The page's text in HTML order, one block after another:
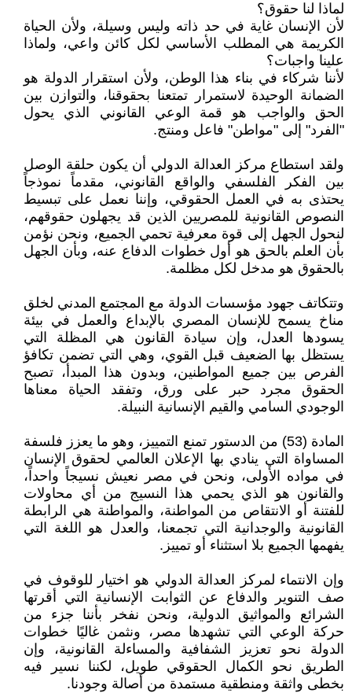
لماذا لنا حقوق؟
لأن الإنسان غاية في حد ذاته وليس وسيلة، ولأن الحياة
الكريمة هي المطلب الأساسي لكل كائن واعي، ولماذا
علينا واجبات؟
لأننا شركاء في بناء هذا الوطن، ولأن استقرار الدولة هو
الضمانة الوحيدة لاستمرار تمتعنا بحقوقنا، والتوازن بين
الحق والواجب هو قمة الوعي القانوني الذي يحول
"الفرد" إلى "مواطن" فاعل ومنتج.
ولقد استطاع مركز العدالة الدولي أن يكون حلقة الوصل
بين الفكر الفلسفي والواقع القانوني، مقدماً نموذجاً
يحتذى به في العمل الحقوقي، وإننا نعمل على تبسيط
النصوص القانونية للمصريين الذين قد يجهلون حقوقهم،
لنحول الجهل إلى قوة معرفية تحمي الجميع، ونحن نؤمن
بأن العلم بالحق هو أول خطوات الدفاع عنه، وبأن الجهل
بالحقوق هو مدخل لكل مظلمة.
وتتكاتف جهود مؤسسات الدولة مع المجتمع المدني لخلق
مناخ يسمح للإنسان المصري بالإبداع والعمل في بيئة
يسودها العدل، وإن سيادة القانون هي المظلة التي
يستظل بها الضعيف قبل القوي، وهي التي تضمن تكافؤ
الفرص بين جميع المواطنين، وبدون هذا المبدأ، تصبح
الحقوق مجرد حبر على ورق، وتفقد الحياة معناها
الوجودي السامي والقيم الإنسانية النبيلة.
المادة (53) من الدستور تمنع التمييز، وهو ما يعزز فلسفة
المساواة التي ينادي بها الإعلان العالمي لحقوق الإنسان
في مواده الأولى، ونحن في مصر نعيش نسيجاً واحداً،
والقانون هو الذي يحمي هذا النسيج من أي محاولات
للفتنة أو الانتقاص من المواطنة، والمواطنة هي الرابطة
القانونية والوجدانية التي تجمعنا، والعدل هو اللغة التي
يفهمها الجميع بلا استثناء أو تمييز.
وإن الانتماء لمركز العدالة الدولي هو اختيار للوقوف في
صف التنوير والدفاع عن الثوابت الإنسانية التي أقرتها
الشرائع والمواثيق الدولية، ونحن نفخر بأننا جزء من
حركة الوعي التي تشهدها مصر، ونثمن غاليًا خطوات
الدولة نحو تعزيز الشفافية والمساءلة القانونية، وإن
الطريق نحو الكمال الحقوقي طويل، لكننا نسير فيه
بخطى واثقة ومنطقية مستمدة من أصالة وجودنا.